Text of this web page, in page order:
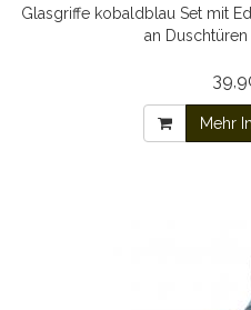
Glasgriffe kobaldblau Set mit
an
Mehr